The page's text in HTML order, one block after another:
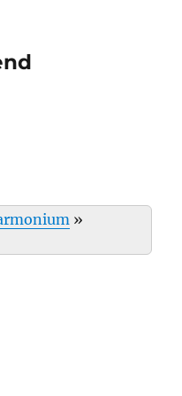
»